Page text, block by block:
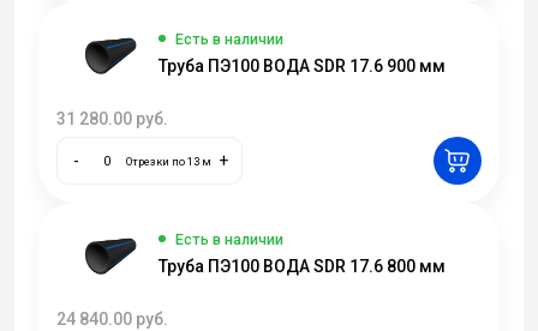
Есть в наличии
Труба ПЭ100 ВОДА SDR 17.6 900 мм
31 280.00 руб.
- Отрезки по 13 м +
Есть в наличии
Труба ПЭ100 ВОДА SDR 17.6 800 мм
24 840.00 руб.